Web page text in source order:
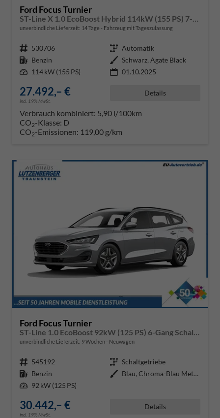
Ford Focus Turnier
unverbindliche Lieferzeit: 14 Tage Fahrzeug mit Tageszulassung
Fahrzeugnr. 530706 Getriebe Automatik
Kraftstoff Benzin Außenfarbe Schwarz, Agate Black
Leistung 114 kW (155 PS) 01.10.2025
27.492,– €
incl. 19% MwSt.
Details
Verbrauch kombiniert: 5,90 l/100km
CO2-Klasse: D
CO2-Emissionen: 119,00 g/km
Ford Focus Turnier
unverbindliche Lieferzeit: 9 Wochen Neuwagen
Fahrzeugnr. 545192 Getriebe Schaltgetriebe
Kraftstoff Benzin Außenfarbe
Blau, Chroma-Blau Metallic (PN4F
Leistung 92 kW (125 PS)
30.442,– €
incl. 19% MwSt.
Details